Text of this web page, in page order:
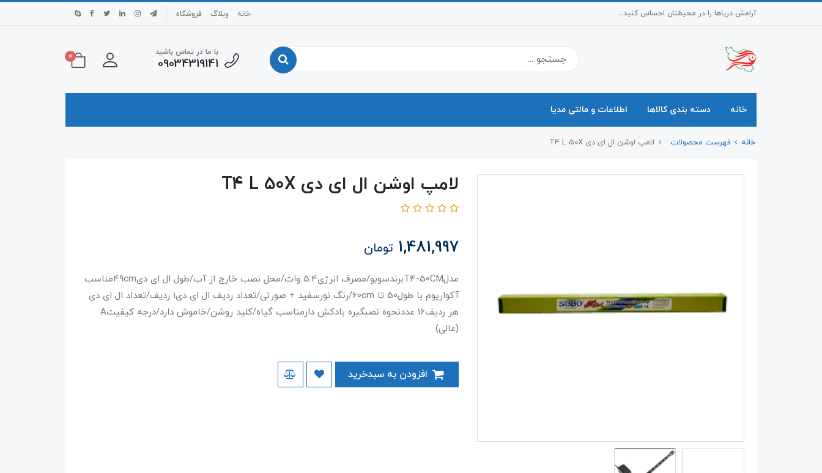
آرامش دریاها را در محیطتان احساس کنید... خانه وبلاگ فروشگاه
با ما در تماس باشید
09034319141
0
خانه دسته بندی کالاها اطلاعات و مالتی مدیا
خانه فهرست محصولات لامپ اوشن ال ای دی T4 L 50X
لامپ اوشن ال ای دی T4 L 50X
1,481,997 تومان
مدلT4-50CMبرندسوبو/مصرف انرژی5.4 وات/محل نصب خارج از آب/طول ال ای دی49cmمناسب
آکواریوم با طول50 تا 60cm/رنگ نورسفید + صورتی/تعداد ردیف ال ای دی1 ردیف/تعداد ال ای دی
هر ردیف16 عددنحوه نصبگیره بادکش دارمناسب گیاه/کلید روشن/خاموش دارد/درجه کیفیتA
(عالی)